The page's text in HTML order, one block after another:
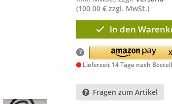
(100,00 € zzgl. MwSt.)
In den
?
Lieferzeit 14 Tage nach
Fragen zum Artikel